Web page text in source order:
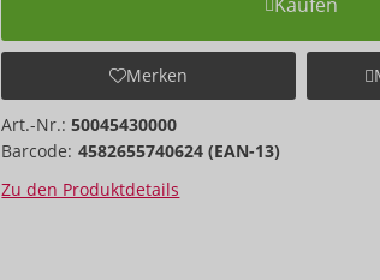
Merken
Art.-Nr.:50045430000
Barcode: 4582655740624 (EAN-13)
Zu den Produktdetails